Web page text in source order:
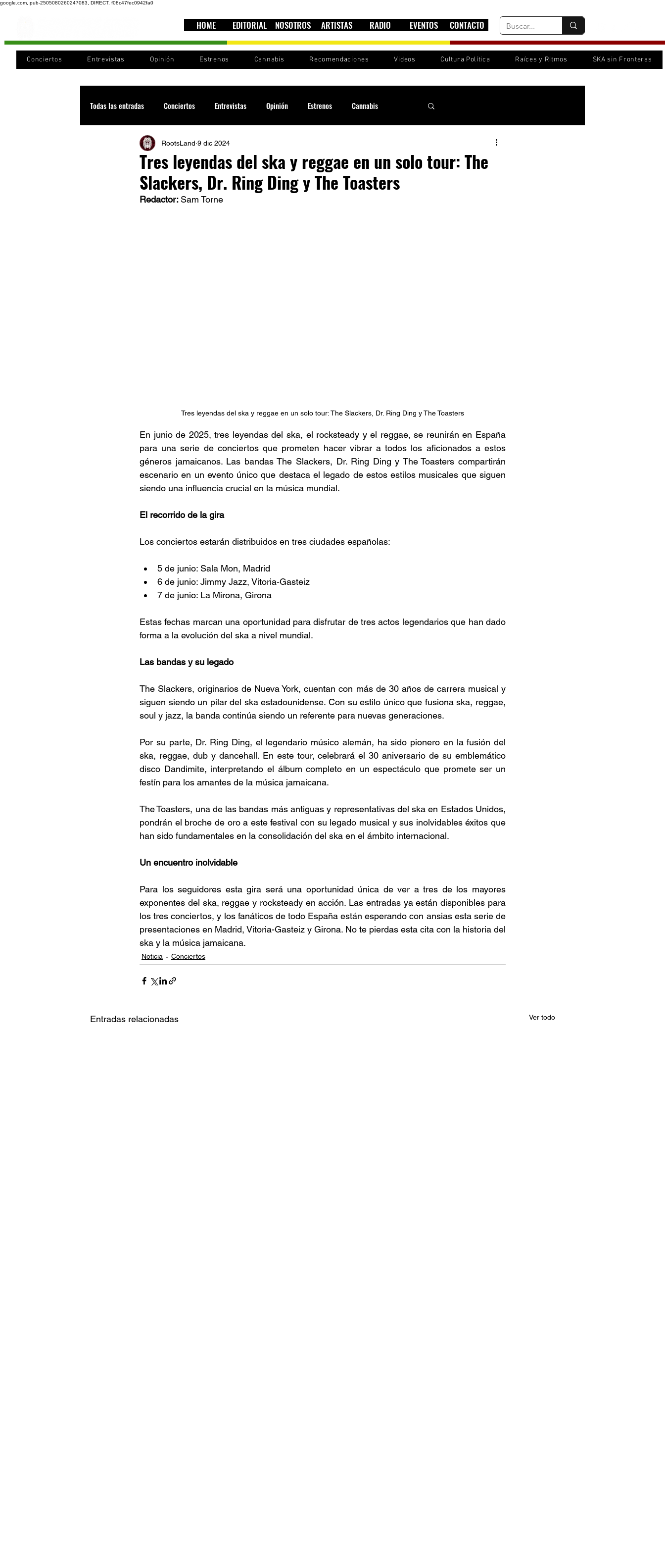
google.com, pub-2505080260247083, DIRECT, f08c47fec0942fa0
HOME EDITORIAL NOSOTROS ARTISTAS RADIO EVENTOS CONTACTO
Conciertos Entrevistas Opinión Estrenos Cannabis Recomendaciones Videos Cultura Política Raíces y Ritmos SKA sin Fronteras
Todas las entradas Conciertos Entrevistas Opinión Estrenos Cannabis
Recomendaciones Videos Cultura política
Cultura Cobertura Sound System Festivales Sesiones RootsLand
Tres leyendas del ska y reggae en un solo tour: The
Slackers, Dr. Ring Ding y The Toasters
RootsLand 9 dic 2024
Redactor: Sam Torne
Tres leyendas del ska y reggae en un solo tour: The Slackers, Dr. Ring Ding y The Toasters
En junio de 2025, tres leyendas del ska, el rocksteady y el reggae, se reunirán en España
para una serie de conciertos que prometen hacer vibrar a todos los aficionados a estos
géneros jamaicanos. Las bandas The Slackers, Dr. Ring Ding y The Toasters compartirán
escenario en un evento único que destaca el legado de estos estilos musicales que siguen
siendo una influencia crucial en la música mundial.
El recorrido de la gira
Los conciertos estarán distribuidos en tres ciudades españolas:
5 de junio: Sala Mon, Madrid
6 de junio: Jimmy Jazz, Vitoria-Gasteiz
7 de junio: La Mirona, Girona
Estas fechas marcan una oportunidad para disfrutar de tres actos legendarios que han dado
forma a la evolución del ska a nivel mundial.
Las bandas y su legado
The Slackers, originarios de Nueva York, cuentan con más de 30 años de carrera musical y
siguen siendo un pilar del ska estadounidense. Con su estilo único que fusiona ska, reggae,
soul y jazz, la banda continúa siendo un referente para nuevas generaciones​.
Por su parte, Dr. Ring Ding, el legendario músico alemán, ha sido pionero en la fusión del
ska, reggae, dub y dancehall. En este tour, celebrará el 30 aniversario de su emblemático
disco Dandimite, interpretando el álbum completo en un espectáculo que promete ser un
festín para los amantes de la música jamaicana​.
The Toasters, una de las bandas más antiguas y representativas del ska en Estados Unidos,
pondrán el broche de oro a este festival con su legado musical y sus inolvidables éxitos que
han sido fundamentales en la consolidación del ska en el ámbito internacional​.
Un encuentro inolvidable
Para los seguidores esta gira será una oportunidad única de ver a tres de los mayores
exponentes del ska, reggae y rocksteady en acción. Las entradas ya están disponibles para
los tres conciertos, y los fanáticos de todo España están esperando con ansias esta serie de
presentaciones en Madrid, Vitoria-Gasteiz y Girona. No te pierdas esta cita con la historia del
ska y la música jamaicana.
Noticia Conciertos
Entradas relacionadas Ver todo